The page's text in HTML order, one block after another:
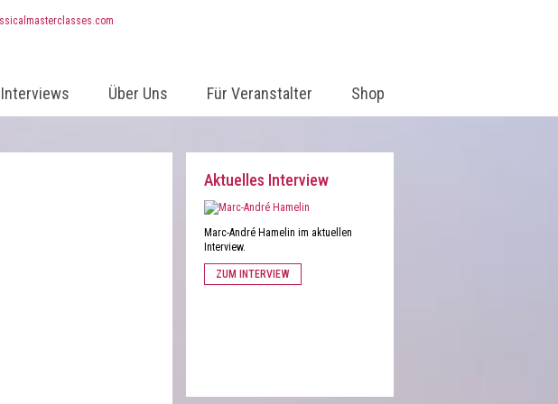
Interviews Über Uns Für Veranstalter Shop
Aktuelles Interview
Marc-André Hamelin im aktuellen
Interview.
ZUM INTERVIEW